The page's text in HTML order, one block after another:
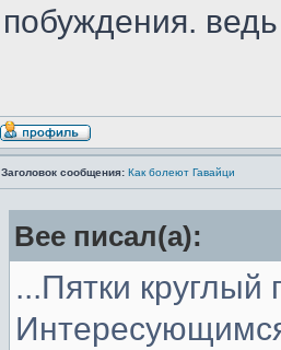
побуждения.
Заголовок сообщения: Как болеют Гавайци
Bee писал(а):
...Пятки круглый